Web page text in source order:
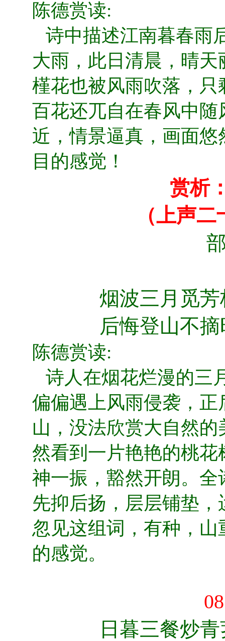
陈德赏读:
诗中描述江南暮春雨
大雨，此日清晨，晴
槿花也被风雨吹落，
百花还兀自在春风中
近，情景逼真，画面
目的感觉！
赏析
（上声
烟波三月觅
后悔登山不
陈德赏读:
诗人在烟花烂漫的三
偏偏遇上风雨侵袭，
山，没法欣赏大自然
然看到一片艳艳的桃
神一振，豁然开朗。
先抑后扬，层层铺垫
忽见这组词，有种，
的感觉。
日暮三餐炒